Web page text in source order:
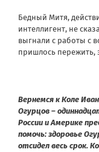
Бедный Митя,
интеллигент, не
выгнали с работы с
пришлось пережить,
Вернемся к Коле
Огурцов –
России и Америке
помочь: здоровье
отсидел весь срок.